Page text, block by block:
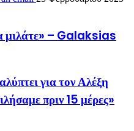
μιλάτε» – Galaksias
για τον Αλέξη
πριν 15 μέρες»